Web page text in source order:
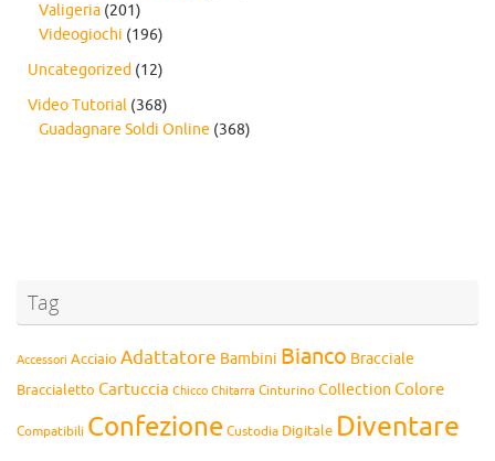
Valigeria (201)
Videogiochi (196)
Uncategorized (12)
Video Tutorial (368)
Guadagnare Soldi Online (368)
Tag
Accessori Acciaio Adattatore Bambini Bianco Bracciale
Braccialetto Cartuccia Chicco Chitarra Cinturino Collection Colore
Compatibili Confezione Custodia Digitale Diventare